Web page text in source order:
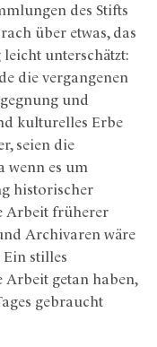
des Stifts
über etwas, das
unterschätzt:
die vergangenen
und
kulturelles Erbe
seien die
wenn es um
historischer
Arbeit früherer
Archivaren wäre
stilles
Arbeit getan haben,
gebraucht